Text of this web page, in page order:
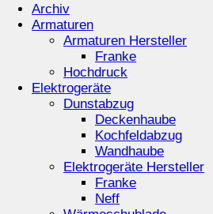
Archiv
Armaturen
Armaturen Hersteller
Franke
Hochdruck
Elektrogeräte
Dunstabzug
Deckenhaube
Kochfeldabzug
Wandhaube
Elektrogeräte Hersteller
Franke
Neff